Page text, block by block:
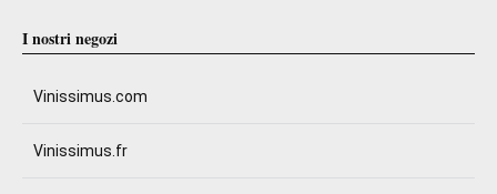
I nostri negozi
Vinissimus.com
Vinissimus.fr